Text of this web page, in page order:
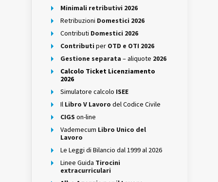
Minimali retributivi 2026
Retribuzioni Domestici 2026
Contributi Domestici 2026
Contributi per OTD e OTI 2026
Gestione separata – aliquote 2026
Calcolo Ticket Licenziamento
2026
Simulatore calcolo ISEE
Il Libro V Lavoro del Codice Civile
CIGS on-line
Vademecum Libro Unico del
Lavoro
Le Leggi di Bilancio dal 1999 al 2026
Linee Guida Tirocini
extracurriculari